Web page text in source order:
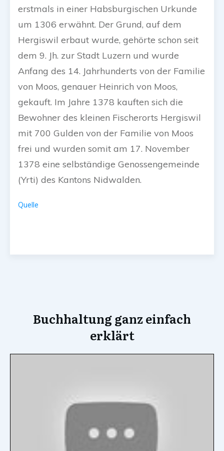
erstmals in einer Habsburgischen Urkunde
um 1306 erwähnt. Der Grund, auf dem
Hergiswil erbaut wurde, gehörte schon seit
dem 9. Jh. zur Stadt Luzern und wurde
Anfang des 14. Jahrhunderts von der Familie
von Moos, genauer Heinrich von Moos,
gekauft. Im Jahre 1378 kauften sich die
Bewohner des kleinen Fischerorts Hergiswil
mit 700 Gulden von der Familie von Moos
frei und wurden somit am 17. November
1378 eine selbständige Genossengemeinde
(Yrti) des Kantons Nidwalden.
Quelle
Buchhaltung ganz einfach
erklärt